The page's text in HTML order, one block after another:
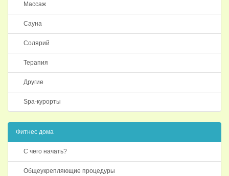
Массаж
Сауна
Солярий
Терапия
Другие
Spa-курорты
Фитнес дома
С чего начать?
Общеукрепляющие процедуры